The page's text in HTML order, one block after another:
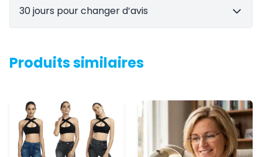
30 jours pour changer d’avis
Produits similaires